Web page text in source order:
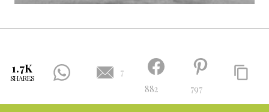
1.7K
SHARES
7
882
797